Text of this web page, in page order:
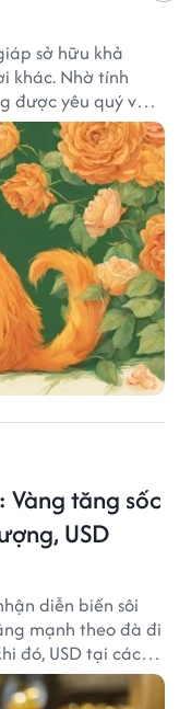
sở hữu khả
khác. Nhờ tính
được yêu quý và
tăng sốc
USD
diễn biến sôi
mạnh theo đà đi
đó, USD tại các
trung tâm lập